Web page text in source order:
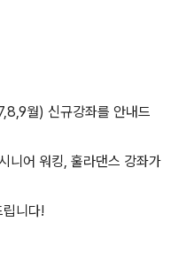
월) 신규강좌를 안내드
니어 워킹, 훌라댄스 강좌가
니다!